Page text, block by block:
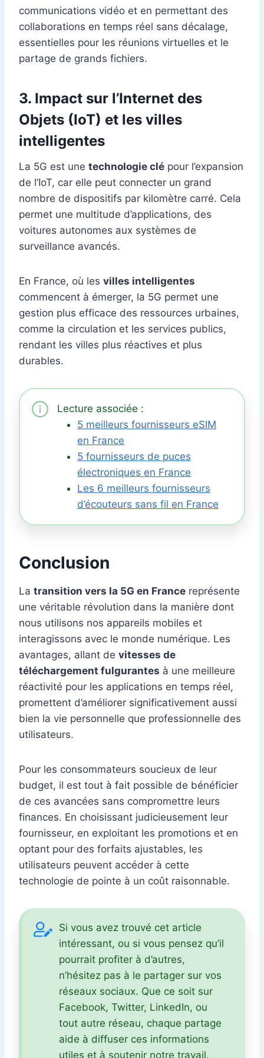
communications vidéo et en permettant des
collaborations en temps réel sans décalage,
essentielles pour les réunions virtuelles et le
partage de grands fichiers.
3. Impact sur l’Internet des
Objets (IoT) et les villes
intelligentes
La 5G est une technologie clé pour l’expansion
de l’IoT, car elle peut connecter un grand
nombre de dispositifs par kilomètre carré. Cela
permet une multitude d’applications, des
voitures autonomes aux systèmes de
surveillance avancés.
En France, où les villes intelligentes
commencent à émerger, la 5G permet une
gestion plus efficace des ressources urbaines,
comme la circulation et les services publics,
rendant les villes plus réactives et plus
durables.
Lecture associée :
5 meilleurs fournisseurs eSIM
en France
5 fournisseurs de puces
électroniques en France
Les 6 meilleurs fournisseurs
d’écouteurs sans fil en France
Conclusion
La transition vers la 5G en France représente
une véritable révolution dans la manière dont
nous utilisons nos appareils mobiles et
interagissons avec le monde numérique. Les
avantages, allant de vitesses de
téléchargement fulgurantes à une meilleure
réactivité pour les applications en temps réel,
promettent d’améliorer significativement aussi
bien la vie personnelle que professionnelle des
utilisateurs.
Pour les consommateurs soucieux de leur
budget, il est tout à fait possible de bénéficier
de ces avancées sans compromettre leurs
finances. En choisissant judicieusement leur
fournisseur, en exploitant les promotions et en
optant pour des forfaits ajustables, les
utilisateurs peuvent accéder à cette
technologie de pointe à un coût raisonnable.
Si vous avez trouvé cet article
intéressant, ou si vous pensez qu’il
pourrait profiter à d’autres,
n’hésitez pas à le partager sur vos
réseaux sociaux. Que ce soit sur
Facebook, Twitter, LinkedIn, ou
tout autre réseau, chaque partage
aide à diffuser ces informations
utiles et à soutenir notre travail.